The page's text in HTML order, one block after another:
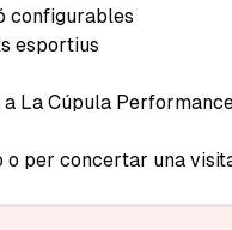
configurables
esportius
La Cúpula
o per concertar una